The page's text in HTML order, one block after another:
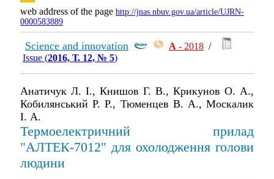
web address of the page http://jnas.nbuv.gov.ua/article/UJRN-
0000583889
Science and innovation А - 2018 /
Issue (2016, Т. 12, № 5)
Анатичук Л. І., Книшов Г. В., Крикунов О. А.,
Кобилянський Р. Р., Тюменцев В. А., Москалик
І. А.
Термоелектричний прилад
"АЛТЕК-7012" для охолодження голови
людини